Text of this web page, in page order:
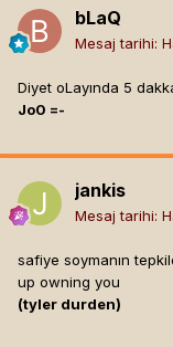
bLaQ
Mesaj tarihi:
Diyet oLayında 5
Jo0 =-
jankis
Mesaj tarihi:
safiye soymanın
up owning you
(tyler durden)